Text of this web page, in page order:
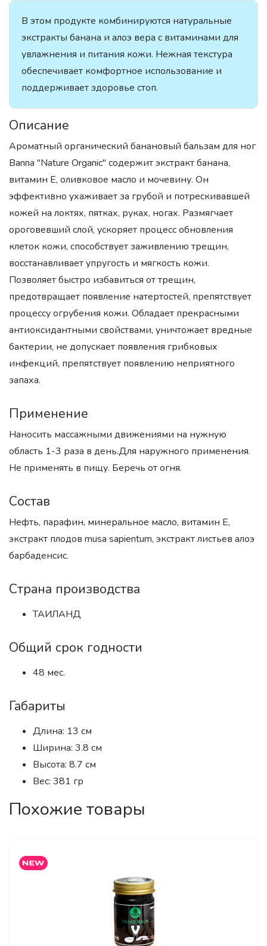
В этом продукте комбинируются натуральные
экстракты банана и алоэ вера с витаминами для
увлажнения и питания кожи. Нежная текстура
обеспечивает комфортное использование и
поддерживает здоровье стоп.
Описание
Ароматный органический банановый бальзам для ног
Banna "Nature Organic" содержит экстракт банана,
витамин Е, оливковое масло и мочевину. Он
эффективно ухаживает за грубой и потрескивавшей
кожей на локтях, пятках, руках, ногах. Размягчает
ороговевший слой, ускоряет процесс обновления
клеток кожи, способствует заживлению трещин,
восстанавливает упругость и мягкость кожи.
Позволяет быстро избавиться от трещин,
предотвращает появление натертостей, препятствует
процессу огрубения кожи. Обладает прекрасными
антиоксидантными свойствами, уничтожает вредные
бактерии, не допускает появления грибковых
инфекций, препятствует появлению неприятного
запаха.
Применение
Наносить массажными движениями на нужную
область 1-3 раза в день.Для наружного применения.
Не применять в пищу. Беречь от огня.
Состав
Нефть, парафин, минеральное масло, витамин Е,
экстракт плодов musa sapientum, экстракт листьев алоэ
барбаденсис.
Страна производства
ТАИЛАНД
Общий срок годности
48 мес.
Габариты
Длина: 13 см
Ширина: 3.8 см
Высота: 8.7 см
Вес: 381 гр
Похожие товары